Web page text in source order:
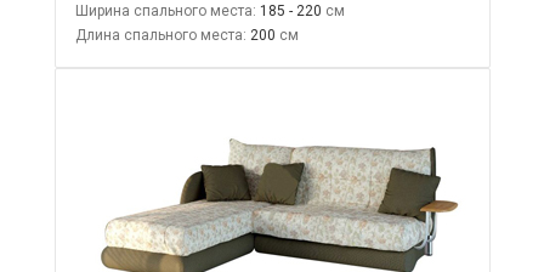
Ширина спального места: 185 - 220
Длина спального места: 200